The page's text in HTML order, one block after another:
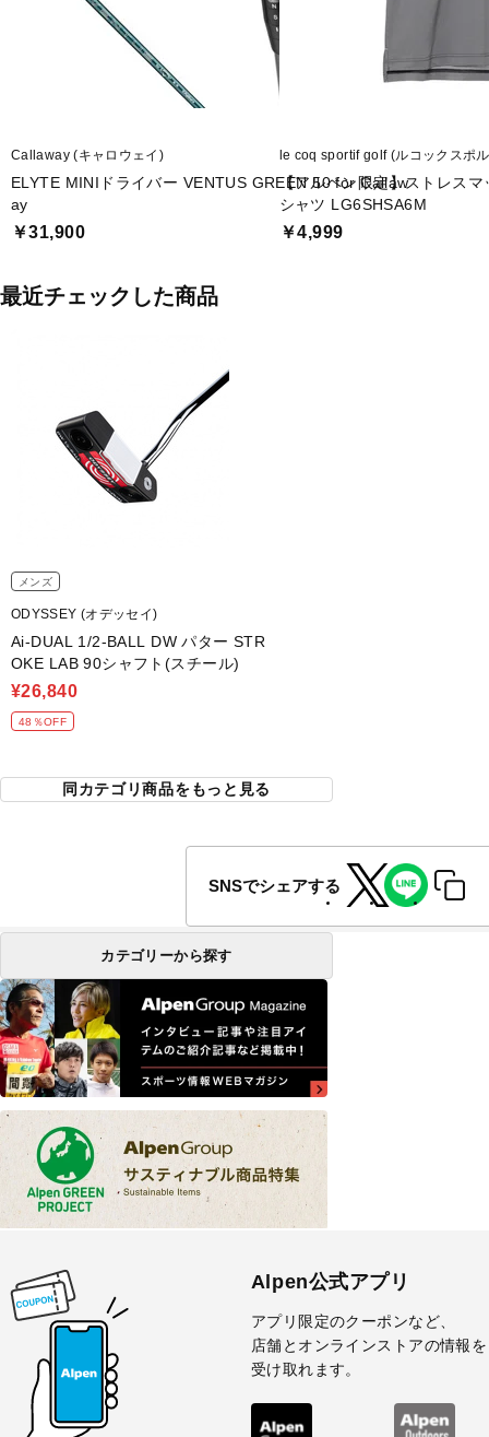
Callaway (キャロウェイ)
ELYTE MINIドライバー VENTUS GREEN 50 for Callaw
ay
￥31,900
le coq sportif golf (ルコックスポ
【アルペン限定】ストレス
シャツ LG6SHSA6M
￥4,999
最近チェックした商品
メンズ
ODYSSEY (オデッセイ)
Ai-DUAL 1/2-BALL DW パター STR
OKE LAB 90シャフト(スチール)
¥26,840
48％OFF
同カテゴリ商品をもっと見る
SNSでシェアする
カテゴリーから探す
Alpen公式アプリ
アプリ限定のクーポンなど、
店舗とオンラインストアの情報を
受け取れます。